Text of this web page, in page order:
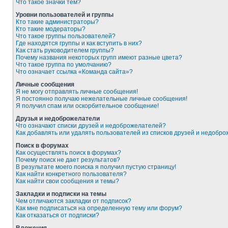
Что такое значки тем?
Уровни пользователей и группы
Кто такие администраторы?
Кто такие модераторы?
Что такое группы пользователей?
Где находятся группы и как вступить в них?
Как стать руководителем группы?
Почему названия некоторых групп имеют разные цвета?
Что такое группа по умолчанию?
Что означает ссылка «Команда сайта»?
Личные сообщения
Я не могу отправлять личные сообщения!
Я постоянно получаю нежелательные личные сообщения!
Я получил спам или оскорбительное сообщение!
Друзья и недоброжелатели
Что означают списки друзей и недоброжелателей?
Как добавлять или удалять пользователей из списков друзей и
Поиск в форумах
Как осуществлять поиск в форумах?
Почему поиск не дает результатов?
В результате моего поиска я получил пустую страницу!
Как найти конкретного пользователя?
Как найти свои сообщения и темы?
Закладки и подписки на темы
Чем отличаются закладки от подписок?
Как мне подписаться на определенную тему или форум?
Как отказаться от подписки?